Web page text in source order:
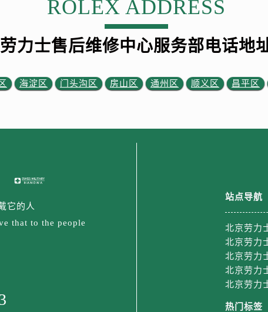
服务中心（需提前预约）
服务中心（需提前预约）
服务中心（需提前预约）
利名表维修授权店1楼劳力士售后服务中心（需提前预约）
名表维修授权店1楼劳力士售后服务中心（需提前预约）
国际中心D座11层1102室劳力士售后服务中心（需提前预约）
广场W3座6层602室劳力士售后服务中心（需提前预约）
天下劳力士售后服务中心（需提前预约）
大街劳力士售后服务中心（需提前预约）
ROLEX ADDRESS
力士售后维修中心服务部电话地
海淀区 门头沟区 房山区 通州区 顺义区 昌平区
它的人
that to the people
站点导航
北京劳力
北京劳力
北京劳力
北京劳力
北京劳力
热门标签